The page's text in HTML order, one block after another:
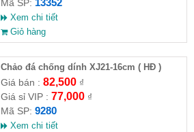
Mã SP: 13352
Xem chi tiết
Giỏ hàng
Chảo đá chống dính XJ21-16cm ( HĐ )
Giá bán : 82,500₫
Giá sỉ VIP : 77,000₫
Mã SP: 9280
Xem chi tiết